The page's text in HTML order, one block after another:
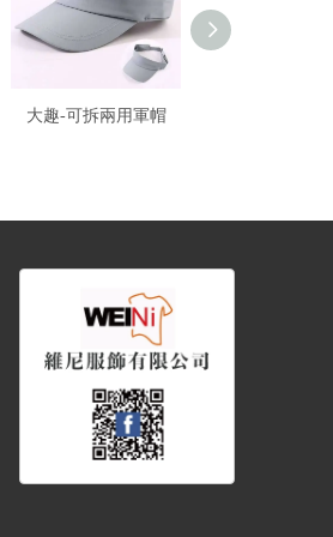
大趣-可拆兩用軍帽